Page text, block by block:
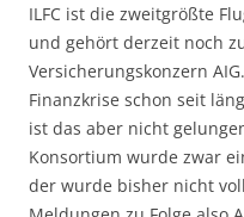
ILFC ist die zweitgrößte
und gehört derzeit noch
Versicherungskonzern
Finanzkrise schon seit
ist das aber nicht
Konsortium wurde zwar
der wurde bisher nicht